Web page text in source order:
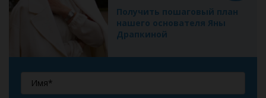
Получить пошаговый план
нашего основателя Яны
Драпкиной